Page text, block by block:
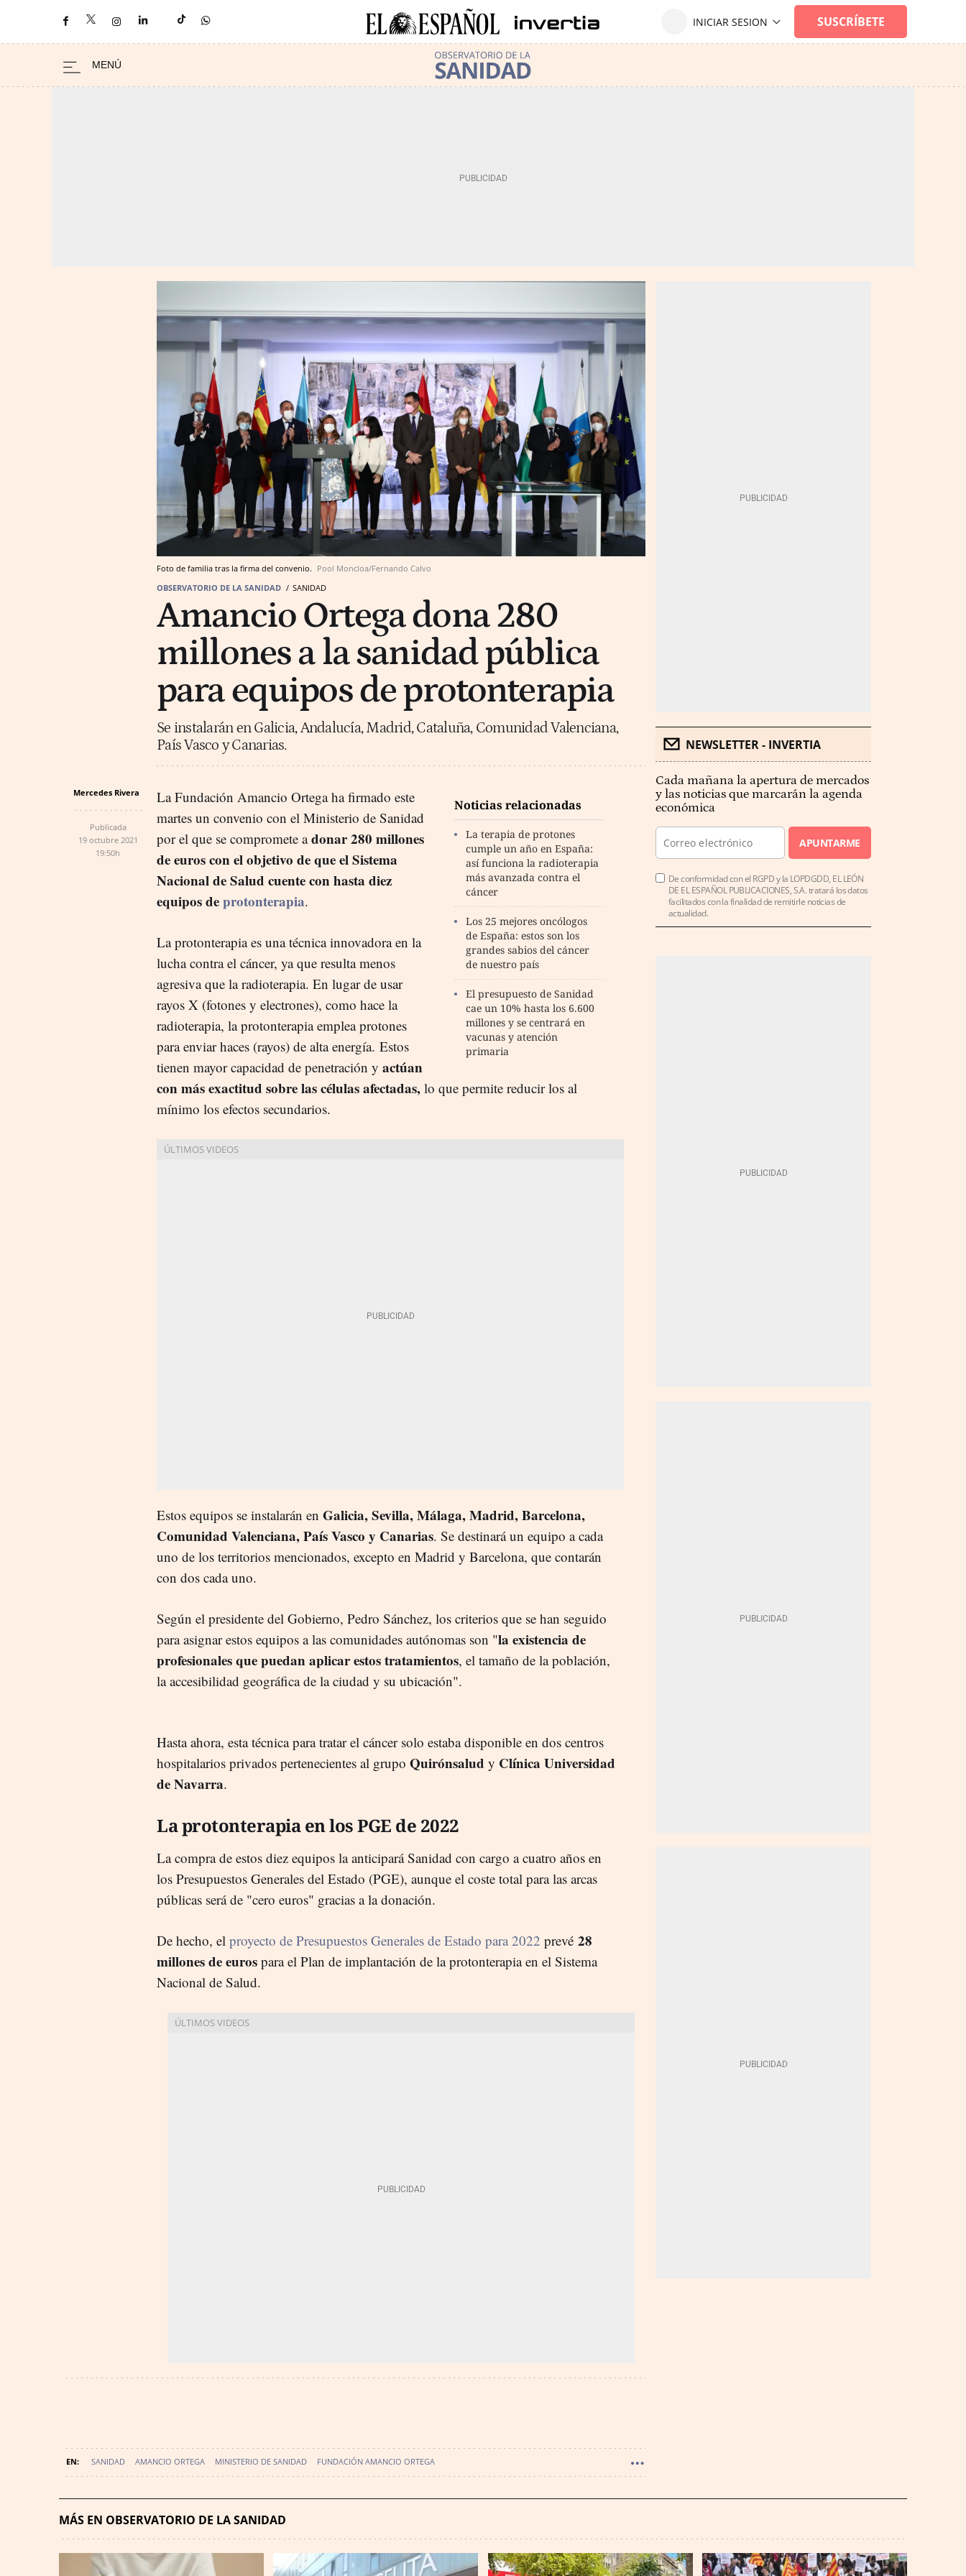
Foto de familia tras la firma del convenio. Pool Moncloa/Fernando Calvo
OBSERVATORIO DE LA SANIDAD
SANIDAD
Amancio Ortega dona 280
millones a la sanidad pública
para equipos de protonterapia
Se instalarán en Galicia, Andalucía, Madrid, Cataluña, Comunidad Valenciana,
País Vasco y Canarias.
Mercedes Rivera
Publicada
19 octubre 2021
19:50h
Noticias relacionadas
La terapia de protones
cumple un año en España:
así funciona la radioterapia
más avanzada contra el
cáncer
Los 25 mejores oncólogos
de España: estos son los
grandes sabios del cáncer
de nuestro país
El presupuesto de Sanidad
cae un 10% hasta los 6.600
millones y se centrará en
vacunas y atención
primaria
La Fundación Amancio Ortega ha firmado este
martes un convenio con el Ministerio de Sanidad
por el que se compromete adonar 280 millones
de euros con el objetivo de que el Sistema
Nacional de Salud cuente con hasta diez
equipos deprotonterapia.
La protonterapia es una técnica innovadora en la
lucha contra el cáncer, ya que resulta menos
agresiva que la radioterapia. En lugar de usar
rayos X (fotones y electrones), como hace la
radioterapia, la protonterapia emplea protones
para enviar haces (rayos) de alta energía. Estos
tienen mayor capacidad de penetración y actúan
con más exactitud sobre las células afectadas, lo que permite reducir los al
mínimo los efectos secundarios.
Estos equipos se instalarán en Galicia, Sevilla, Málaga, Madrid, Barcelona,
Comunidad Valenciana, País Vasco y Canarias. Se destinará un equipo a cada
uno de los territorios mencionados, excepto en Madrid y Barcelona, que contarán
con dos cada uno.
Según el presidente del Gobierno, Pedro Sánchez, los criterios que se han seguido
para asignar estos equipos a las comunidades autónomas son "la existencia de
profesionales que puedan aplicar estos tratamientos, el tamaño de la población,
la accesibilidad geográfica de la ciudad y su ubicación".
Hasta ahora, esta técnica para tratar el cáncer solo estaba disponible en dos centros
hospitalarios privados pertenecientes al grupo Quirónsalud y Clínica Universidad
de Navarra.
La protonterapia en los PGE de 2022
La compra de estos diez equipos la anticipará Sanidad con cargo a cuatro años en
los Presupuestos Generales del Estado (PGE), aunque el coste total para las arcas
públicas será de "cero euros" gracias a la donación.
De hecho, el proyecto de Presupuestos Generales de Estado para 2022 prevé 28
millones de euros para el Plan de implantación de la protonterapia en el Sistema
Nacional de Salud.
SANIDAD AMANCIO ORTEGA MINISTERIO DE SANIDAD FUNDACIÓN AMANCIO ORTEGA
NEWSLETTER - INVERTIA
Cada mañana la apertura de mercados
y las noticias que marcarán la agenda
económica
APUNTARME
De conformidad con el RGPD y la LOPDGDD, EL LEÓN
DE EL ESPAÑOL PUBLICACIONES, S.A. tratará los datos
facilitados con la finalidad de remitirle noticias de
actualidad.
MÁS EN OBSERVATORIO DE LA SANIDAD